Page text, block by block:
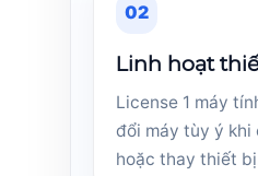
02
Linh hoạt
License 1 máy
đổi máy tùy ý khi
hoặc thay thiết